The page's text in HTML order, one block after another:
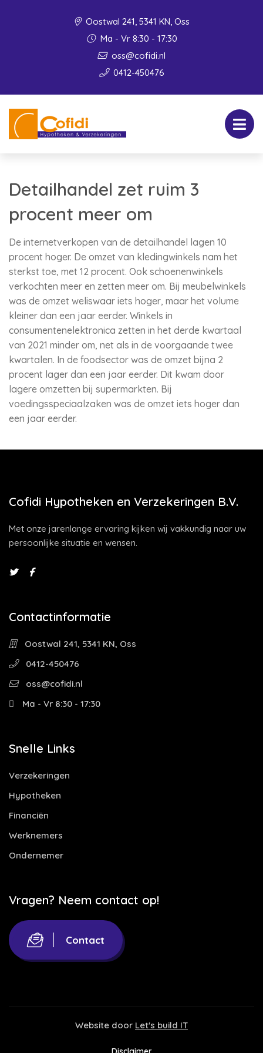
Oostwal 241, 5341 KN, Oss
Ma - Vr 8:30 - 17:30
oss@cofidi.nl
0412-450476
Detailhandel zet ruim 3
procent meer om
De internetverkopen van de detailhandel lagen 10
procent hoger. De omzet van kledingwinkels nam het
sterkst toe, met 12 procent. Ook schoenenwinkels
verkochten meer en zetten meer om. Bij meubelwinkels
was de omzet weliswaar iets hoger, maar het volume
kleiner dan een jaar eerder. Winkels in
consumentenelektronica zetten in het derde kwartaal
van 2021 minder om, net als in de voorgaande twee
kwartalen. In de foodsector was de omzet bijna 2
procent lager dan een jaar eerder. Dit kwam door
lagere omzetten bij supermarkten. Bij
voedingsspeciaalzaken was de omzet iets hoger dan
een jaar eerder.
Cofidi Hypotheken en Verzekeringen B.V.
Met onze jarenlange ervaring kijken wij vakkundig naar uw
persoonlijke situatie en wensen.
Contactinformatie
Oostwal 241, 5341 KN, Oss
0412-450476
oss@cofidi.nl
Ma - Vr 8:30 - 17:30
Snelle Links
Verzekeringen
Hypotheken
Financiën
Werknemers
Ondernemer
Vragen? Neem contact op!
Contact
Website door Let's build IT